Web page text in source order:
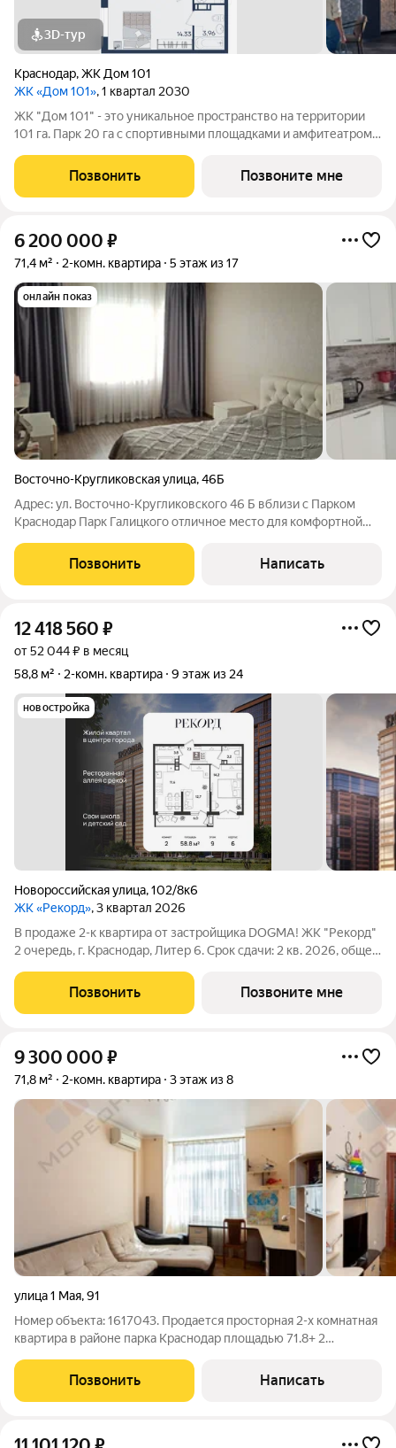
3D-тур
Краснодар,ЖК Дом 101
ЖК «Дом 101», 1 квартал 2030
ЖК "Дом 101" - это уникальное пространство на территории
101 га. Парк 20 га с спортивными площадками и амфитеатром.
дворовые территории с детскими площадками и зонами
отдыха создают комфортную
Позвонить Позвоните мне
6 200 000 ₽
71,4 м² 2-комн. квартира 5 этаж из 17
онлайн показ
Восточно-Кругликовская улица,46Б
Адрес: ул. Восточно-Кругликовского 46 Б вблизи с Парком
Краснодар Парк Галицкого отличное место для комфортной
балкона Планировка: изолированная, функциональная
идеальна для семьи или сдачи в
Позвонить Написать
12 418 560 ₽
от 52 044 ₽ в месяц
58,8 м²
2-комн. квартира 9 этаж из 24
новостройка
Новороссийская улица,102/8к6
ЖК «Рекорд», 3 квартал 2026
В продаже 2-к квартира от застройщика DOGMA! ЖК "Рекорд"
2 очередь, г. Краснодар, Литер 6. Срок сдачи: 2 кв. 2026, общей
место вашего баланса. Город снаружи природа внутри.
Квартал с
Позвонить Позвоните мне
9 300 000 ₽
71,8 м² 2-комн. квартира 3 этаж из 8
улица 1 Мая,91
Номер объекта: 1617043. Продается просторная 2-х комнатная
квартира в районе парка Краснодар площадью 71.8+ 2
месте вблизи частного сектора, нет массовой застройки, мало
соседей, всего 5 квартир
Позвонить Написать